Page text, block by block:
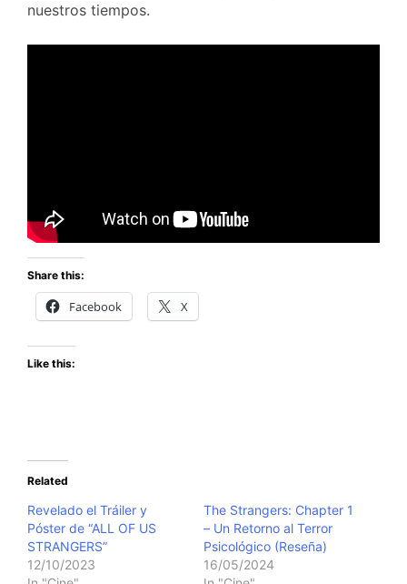
nuestros tiempos.
Share this:
Facebook X
Like this:
Related
Revelado el Tráiler y
Póster de “ALL OF US
STRANGERS”
12/10/2023
The Strangers: Chapter 1
– Un Retorno al Terror
Psicológico (Reseña)
16/05/2024